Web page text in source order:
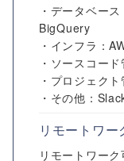
・データベー
BigQuery
・インフラ：
・ソースコー
・プロジェク
・その他：
リモートワー
リモートワーク